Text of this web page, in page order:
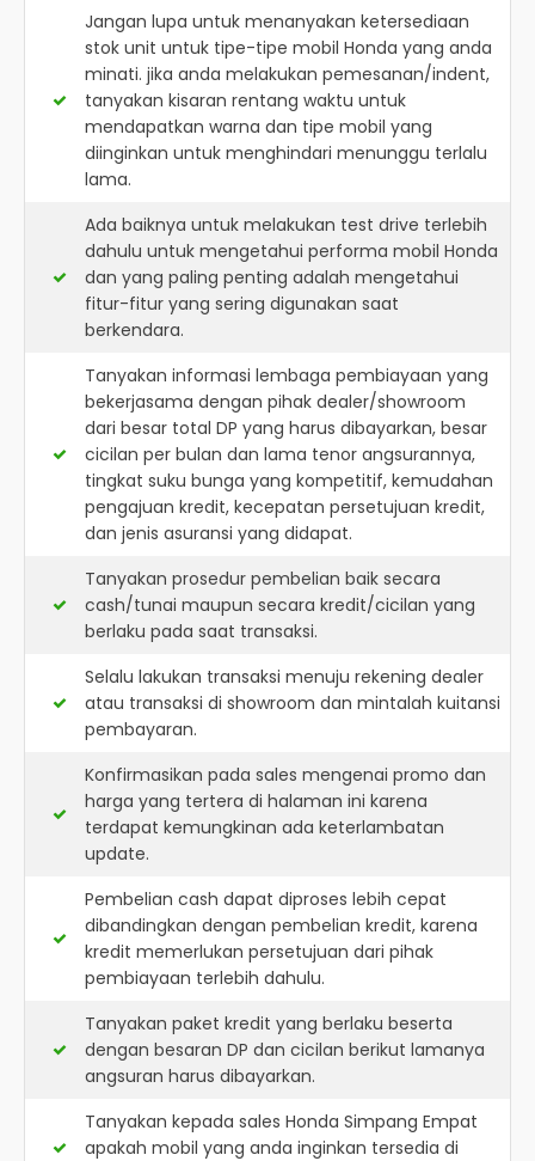
Jangan lupa untuk menanyakan ketersediaan
stok unit untuk tipe-tipe mobil Honda yang anda
minati. jika anda melakukan pemesanan/indent,
tanyakan kisaran rentang waktu untuk
mendapatkan warna dan tipe mobil yang
diinginkan untuk menghindari menunggu terlalu
lama.
Ada baiknya untuk melakukan test drive terlebih
dahulu untuk mengetahui performa mobil Honda
dan yang paling penting adalah mengetahui
fitur-fitur yang sering digunakan saat
berkendara.
Tanyakan informasi lembaga pembiayaan yang
bekerjasama dengan pihak dealer/showroom
dari besar total DP yang harus dibayarkan, besar
cicilan per bulan dan lama tenor angsurannya,
tingkat suku bunga yang kompetitif, kemudahan
pengajuan kredit, kecepatan persetujuan kredit,
dan jenis asuransi yang didapat.
Tanyakan prosedur pembelian baik secara
cash/tunai maupun secara kredit/cicilan yang
berlaku pada saat transaksi.
Selalu lakukan transaksi menuju rekening dealer
atau transaksi di showroom dan mintalah kuitansi
pembayaran.
Konfirmasikan pada sales mengenai promo dan
harga yang tertera di halaman ini karena
terdapat kemungkinan ada keterlambatan
update.
Pembelian cash dapat diproses lebih cepat
dibandingkan dengan pembelian kredit, karena
kredit memerlukan persetujuan dari pihak
pembiayaan terlebih dahulu.
Tanyakan paket kredit yang berlaku beserta
dengan besaran DP dan cicilan berikut lamanya
angsuran harus dibayarkan.
Tanyakan kepada sales Honda Simpang Empat
apakah mobil yang anda inginkan tersedia di